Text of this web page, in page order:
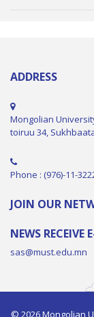
ADDRESS
Mongolian
toiruu 34,
Phone : (976)-11-
JOIN OUR
NEWS RECEIVE
sas@must.edu.mn
© 2026 Mongolian